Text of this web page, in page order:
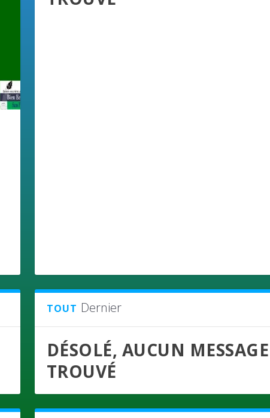
TOUT Dernier
DÉSOLÉ, AUCUN MESSAGE
TROUVÉ